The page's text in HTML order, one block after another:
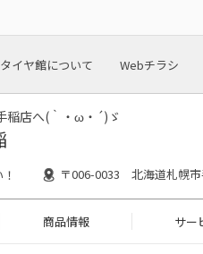
タイヤ館について Webチラシ
稲店へ(｀・ω・´)ゞ
〒006-0033 北海道札幌
商品情報 サー